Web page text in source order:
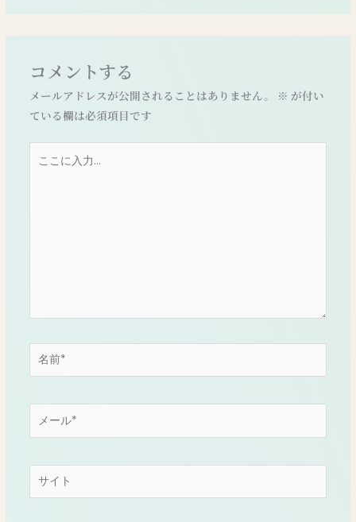
コメントする
メールアドレスが公開されることはありません。 ※ が付い
ている欄は必須項目です